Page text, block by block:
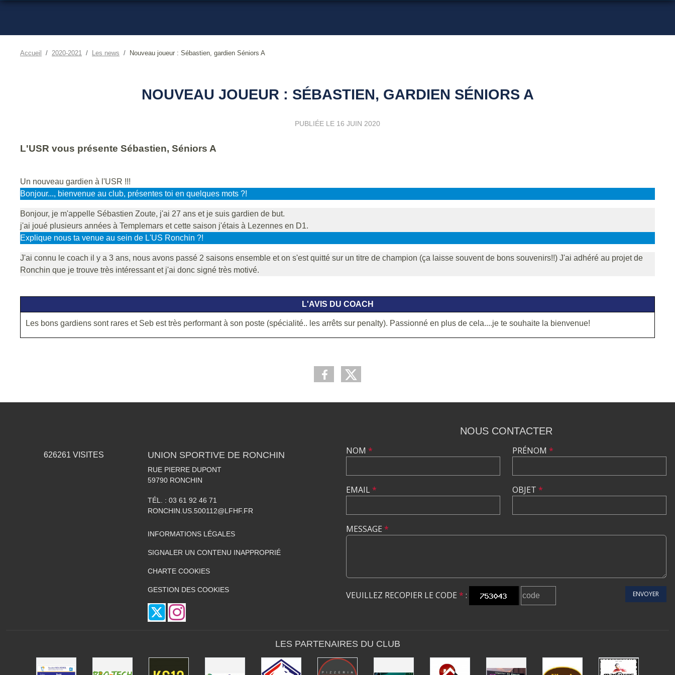
Accueil 2020-2021 Les news Nouveau joueur : Sébastien, gardien Séniors A
NOUVEAU JOUEUR : SÉBASTIEN, GARDIEN SÉNIORS A
PUBLIÉE LE 16 JUIN 2020
L'USR vous présente Sébastien, Séniors A
Un nouveau gardien à l'USR !!!
Bonjour..., bienvenue au club, présentes toi en quelques mots ?!
Bonjour, je m'appelle Sébastien Zoute, j'ai 27 ans et je suis gardien de but.
j'ai joué plusieurs années à Templemars et cette saison j'étais à Lezennes en D1.
Explique nous ta venue au sein de L'US Ronchin ?!
J'ai connu le coach il y a 3 ans, nous avons passé 2 saisons ensemble et on s'est quitté sur un titre de champion (ça laisse souvent de bons souvenirs!!) J'ai adhéré au projet de
Ronchin que je trouve très intéressant et j'ai donc signé très motivé.
L'AVIS DU COACH
Les bons gardiens sont rares et Seb est très performant à son poste (spécialité.. les arrêts sur penalty). Passionné en plus de cela....je te souhaite la bienvenue!
626261 VISITES UNION SPORTIVE DE RONCHIN
RUE PIERRE DUPONT
59790 RONCHIN
TÉL. : 03 61 92 46 71
RONCHIN.US.500112@LFHF.FR
INFORMATIONS LÉGALES
SIGNALER UN CONTENU INAPPROPRIÉ
CHARTE COOKIES
GESTION DES COOKIES
NOUS CONTACTER
NOM *
EMAIL*
PRÉNOM *
OBJET *
MESSAGE *
VEUILLEZ RECOPIER LE CODE * : ENVOYER
LES PARTENAIRES DU CLUB